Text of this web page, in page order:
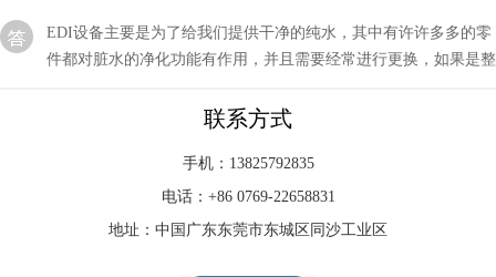
件都对脏水的净化功能有作用，并且需要经常进行更换，如果是整
套设备多久更换一次？
能否接受edi形式的订单？
现在的技术发展得非常快，尤其是对于一个行业的新手来说，技术
EDI形式的订单呢？
联系方式
手机：13825792835
电话：+86 0769-22658831
地址：中国广东东莞市东城区同沙工业区